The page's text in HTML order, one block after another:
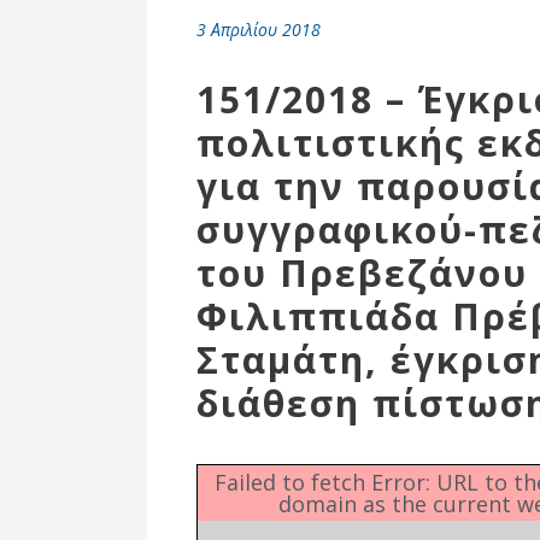
Αθλητικές
Αθλητικές
Εκδηλώσεις
3 Απριλίου 2018
151/2018 –
πολιτιστικής
για την
συγγραφικού-
του
Φιλιππιάδα
Σταμάτη,
διάθεση
Failed to fetch Error: URL to
domain as the current